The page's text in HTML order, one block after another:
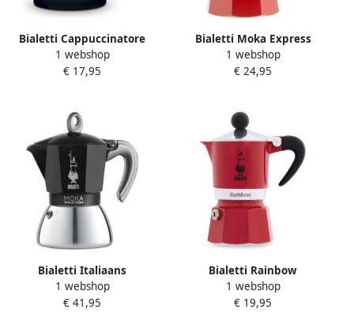
Bialetti Cappuccinatore
Vetro melkopschuimer
handmatig 330 ml zwart
1 webshop
€ 17,95
Bialetti Moka Express
koffiezetapparaat rood 3
kopjes
1 webshop
€ 24,95
Bialetti Italiaans
koffiezetapparaat Moka
Induction 6 kopjes
1 webshop
€ 41,95
Bialetti Rainbow
koffiezetapparaat rood 1
kopje
1 webshop
€ 19,95